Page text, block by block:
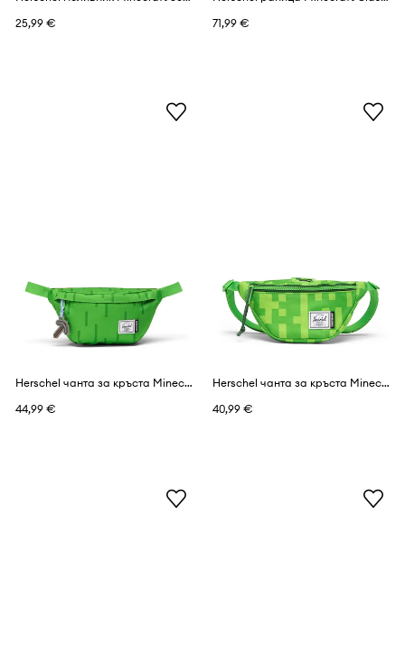
25,99 €
71,99 €
Herschel чанта за кръста Minecraft Classic™
44,99 €
Herschel чанта за кръста Minecraft Heritage™
40,99 €